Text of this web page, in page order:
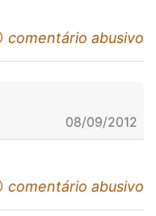
comentário abusivo
08/09/2012
comentário abusivo